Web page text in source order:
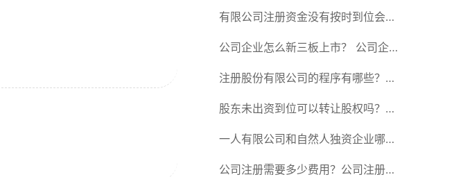
确认？公司股东之间的股权转让要符
合什么要件？
有限公司注册资金没有按时到位会怎
么样？股份有限公司设立的注册条件
公司企业怎么新三板上市？ 公司企
业新三板上市的流程
注册股份有限公司的程序有哪些？注
册股份有限公司需要提交哪些材料？
股东未出资到位可以转让股权吗？股
东未出资到位能否分红？
一人有限公司和自然人独资企业哪个
好？一人公司设立条件有哪些？
公司注册需要多少费用？公司注册需